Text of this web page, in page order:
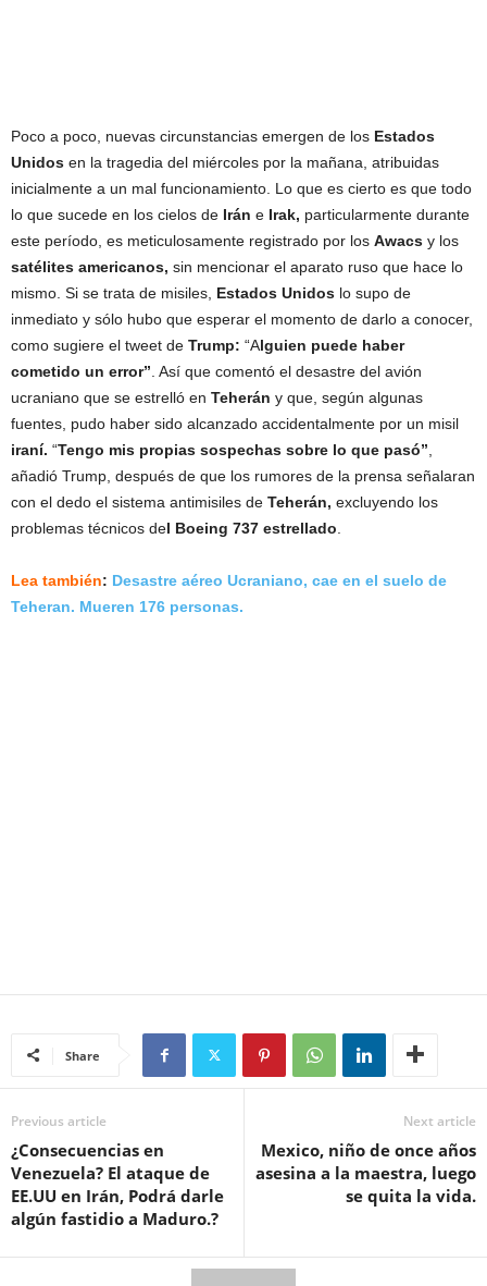
Poco a poco, nuevas circunstancias emergen de los Estados
Unidos en la tragedia del miércoles por la mañana, atribuidas
inicialmente a un mal funcionamiento. Lo que es cierto es que todo
lo que sucede en los cielos de Irán e Irak, particularmente durante
este período, es meticulosamente registrado por los Awacs y los
satélites americanos, sin mencionar el aparato ruso que hace lo
mismo. Si se trata de misiles, Estados Unidos lo supo de
inmediato y sólo hubo que esperar el momento de darlo a conocer,
como sugiere el tweet de Trump: “Alguien puede haber
cometido un error” . Así que comentó el desastre del avión
ucraniano que se estrelló en Teherán y que, según algunas
fuentes, pudo haber sido alcanzado accidentalmente por un misil
iraní. “Tengo mis propias sospechas sobre lo que pasó”
añadió Trump, después de que los rumores de la prensa señalaran
con el dedo el sistema antimisiles de Teherán, excluyendo los
problemas técnicos del Boeing 737 estrellado
Lea también: Desastre aéreo Ucraniano, cae en el suelo de
Teheran. Mueren 176 personas.
Share
Previous article
¿Consecuencias en
Venezuela? El ataque de
EE.UU en Irán, Podrá darle
algún fastidio a Maduro.?
Next article
Mexico, niño de once años
asesina a la maestra, luego
se quita la vida.